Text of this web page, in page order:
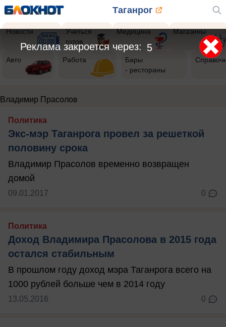
Таганрог
Новости
Учиться
готов
Медицина Магазины
Авто Работа
Бары
- рестораны
Владимир Прасолов
Политика
Экс-мэр Таганрога провел за решеткой
половину срока
Владимир Прасолов временно возвращен
домой
09.01.2017 0
Политика
Доход Владимира Прасолова в 2015 года
остался стабильным
В прошлом году доход мэра Таганрога всего на
1000 рублей больше чем в 2014 году
13.05.2016 0
4
Реклама закроется через: